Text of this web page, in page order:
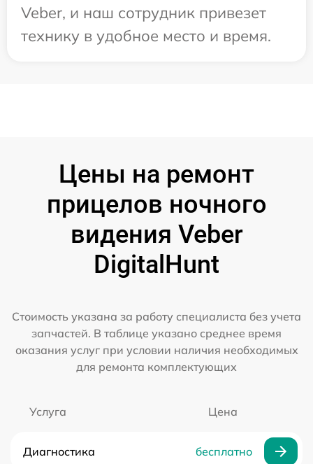
Veber, и наш сотрудник привезет
технику в удобное место и время.
Цены на ремонт
прицелов ночного
видения Veber
DigitalHunt
Стоимость указана за работу специалиста без учета
запчастей. В таблице указано среднее время
оказания услуг при условии наличия необходимых
для ремонта комплектующих
Услуга Цена
Диагностика бесплатно